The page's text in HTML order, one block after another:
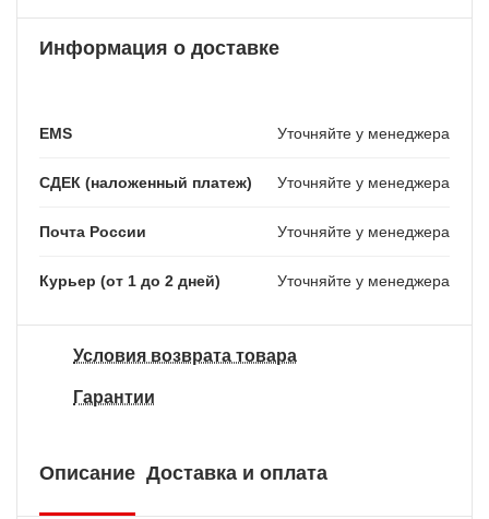
Информация о доставке
EMS Уточняйте у менеджера
СДЕК (наложенный платеж) Уточняйте у менеджера
Почта России Уточняйте у менеджера
Курьер (от 1 до 2 дней) Уточняйте у менеджера
Условия возврата товара
Гарантии
Описание Доставка и оплата